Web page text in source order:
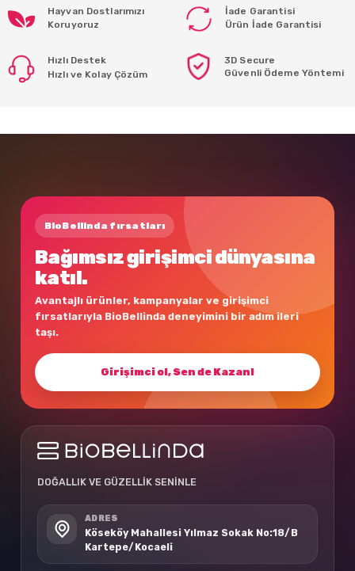
Hayvan Dostlarımızı
Koruyoruz
İade Garantisi
Ürün İade Garantisi
Hızlı Destek
Hızlı ve Kolay Çözüm
3D Secure
Güvenli Ödeme Yöntemi
BioBellinda fırsatları
Bağımsız girişimci dünyasına
katıl.
Avantajlı ürünler, kampanyalar ve girişimci
fırsatlarıyla BioBellinda deneyimini bir adım ileri
taşı.
Girişimci ol, Sen de Kazan!
DOĞALLIK VE GÜZELLİK SENİNLE
ADRES
Köseköy Mahallesi Yılmaz Sokak No:18/B
Kartepe/Kocaeli